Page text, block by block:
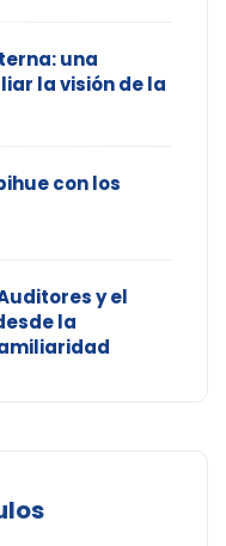
una
la visión de la
con los
y el
la